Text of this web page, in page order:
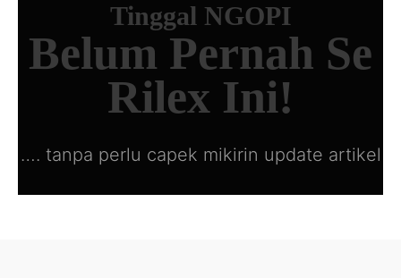
Tinggal NGOPI
Belum Pernah Se
Rilex Ini!
…. tanpa perlu capek mikirin update artikel